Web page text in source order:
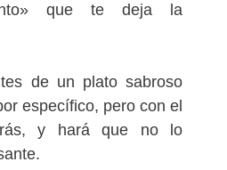
que te deja la
de un plato sabroso
específico, pero con el
y hará que no lo